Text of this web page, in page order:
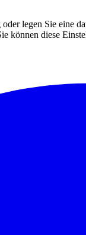
legen Sie
können diese